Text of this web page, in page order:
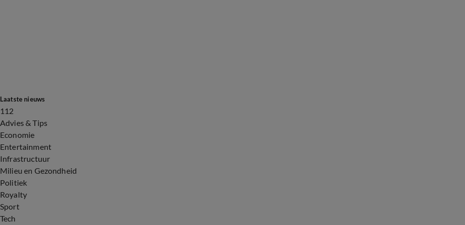
Laatste nieuws
112
Advies & Tips
Economie
Entertainment
Infrastructuur
Milieu en Gezondheid
Politiek
Royalty
Sport
Tech